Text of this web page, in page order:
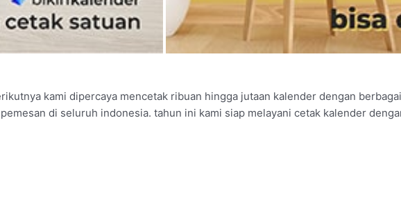
kami dipercaya mencetak ribuan hingga jutaan kalender dengan
di seluruh indonesia. tahun ini kami siap melayani cetak kalender